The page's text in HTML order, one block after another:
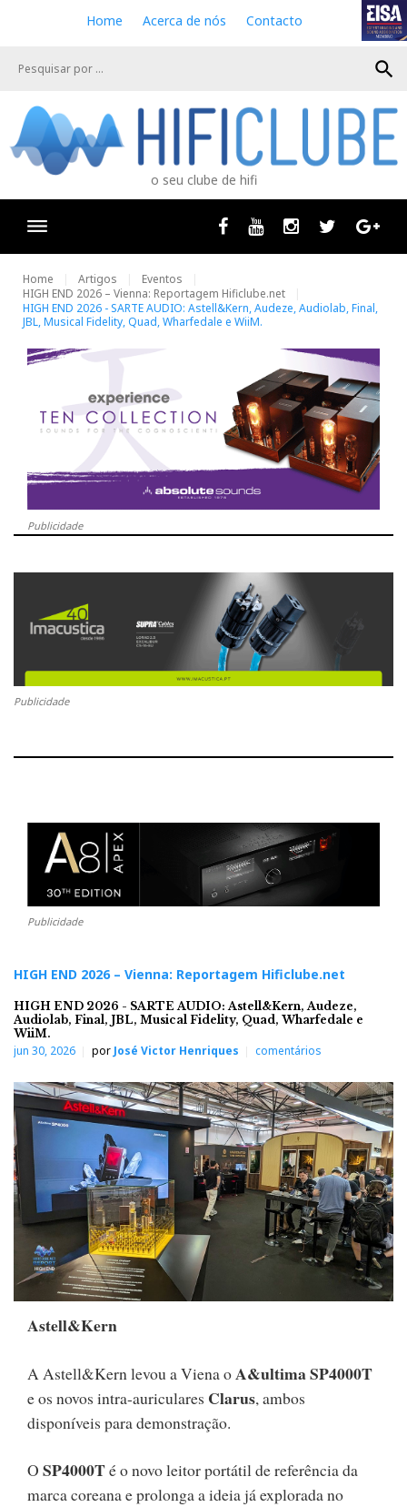
e
Home Acerca de nós Contacto
search
o seu clube de hifi
Facebook
Youtube InstagramTwitter
Home Artigos
Eventos
HIGH END 2026 – Vienna: Reportagem Hificlube.net
HIGH END 2026 - SARTE AUDIO: Astell&Kern, Audeze, Audiolab, Final,
JBL, Musical Fidelity, Quad, Wharfedale e WiiM.
Publicidade
Publicidade
Publicidade
HIGH END 2026 – Vienna: Reportagem Hificlube.net
HIGH END 2026 - SARTE AUDIO: Astell&Kern, Audeze,
Audiolab, Final, JBL, Musical Fidelity, Quad, Wharfedale e
WiiM.
jun 30, 2026 por José Victor Henriques comentários
Astell&Kern
A Astell&Kern levou a Viena oA&ultima SP4000T
e os novos intra-auriculares Clarus, ambos
disponíveis para demonstração.
O SP4000Té o novo leitor portátil de referência da
marca coreana e prolonga a ideia já explorada no